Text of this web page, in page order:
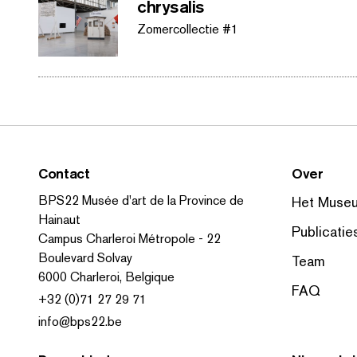
chrysalis
Zomer­col­lec­tie #1
Contact
BPS22 Musée d'art de la Province de
Hainaut
Campus Charleroi Métropole - 22
Boulevard Solvay
6000 Charleroi, Belgique
+32 (0)71 27 29 71
info@bps22.be
Over
Het
Team
FAQ